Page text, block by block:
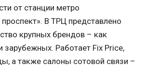
от станции метро
В ТРЦ представлено
крупных брендов – как
зарубежных. Работает Fix Price,
а также салоны сотовой связи –